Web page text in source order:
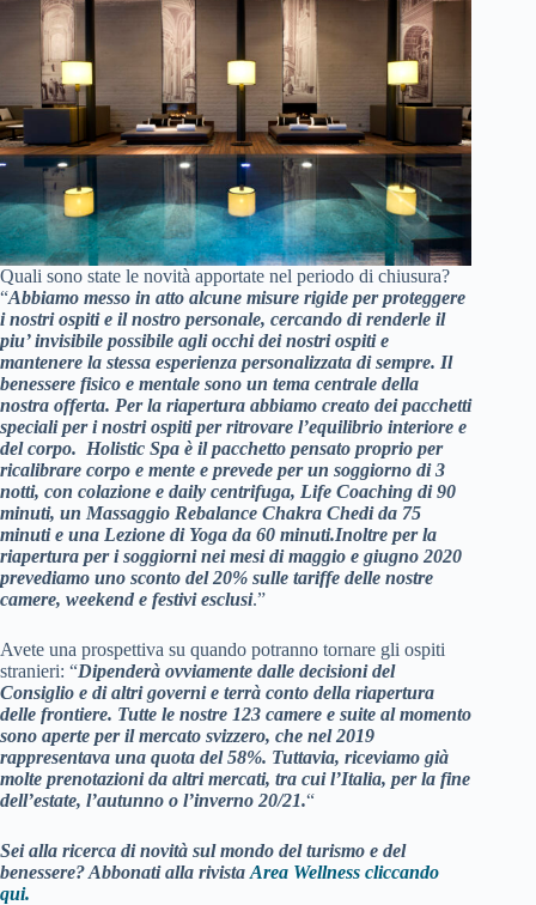
Quali sono state le novità apportate nel periodo di chiusura?
“Abbiamo messo in atto alcune misure rigide per proteggere
i nostri ospiti e il nostro personale, cercando di renderle il
piu’ invisibile possibile agli occhi dei nostri ospiti e
mantenere la stessa esperienza personalizzata di sempre. Il
benessere fisico e mentale sono un tema centrale della
nostra offerta. Per la riapertura abbiamo creato dei pacchetti
speciali per i nostri ospiti per ritrovare l’equilibrio interiore e
del corpo. Holistic Spa è il pacchetto pensato proprio per
ricalibrare corpo e mente e prevede per un soggiorno di 3
notti, con colazione e daily centrifuga, Life Coaching di 90
minuti, un Massaggio Rebalance Chakra Chedi da 75
minuti e una Lezione di Yoga da 60 minuti.Inoltre per la
riapertura per i soggiorni nei mesi di maggio e giugno 2020
prevediamo uno sconto del 20% sulle tariffe delle nostre
camere, weekend e festivi esclusi.”
Avete una prospettiva su quando potranno tornare gli ospiti
stranieri: “Dipenderà ovviamente dalle decisioni del
Consiglio e di altri governi e terrà conto della riapertura
delle frontiere. Tutte le nostre 123 camere e suite al momento
sono aperte per il mercato svizzero, che nel 2019
rappresentava una quota del 58%. Tuttavia, riceviamo già
molte prenotazioni da altri mercati, tra cui l’Italia, per la fine
dell’estate, l’autunno o l’inverno 20/21.“
Sei alla ricerca di novità sul mondo del turismo e del
benessere? Abbonati alla rivista Area Wellness cliccando
qui.